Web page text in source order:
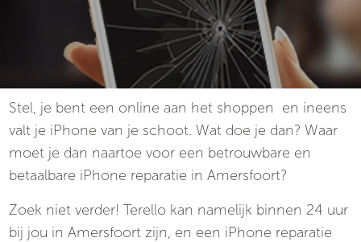
Stel, je bent een online aan het shoppen en ineens
valt je iPhone van je schoot. Wat doe je dan? Waar
moet je dan naartoe voor een betrouwbare en
betaalbare iPhone reparatie in Amersfoort?
Zoek niet verder! Terello kan namelijk binnen 24 uur
bij jou in Amersfoort zijn, en een iPhone reparatie